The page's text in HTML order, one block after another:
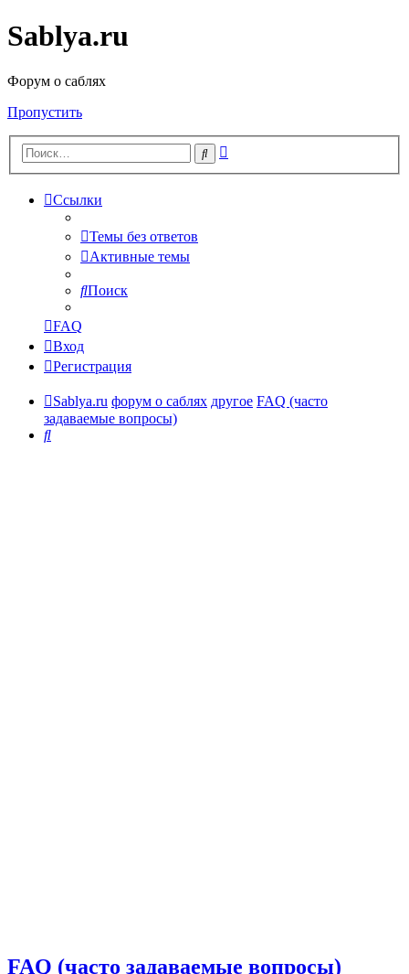
Sablya.ru
Форум о саблях
Пропустить
Поиск
Ссылки
Темы без ответов
Активные темы
Поиск
FAQ
Вход
Регистрация
Sablya.ru форум о саблях другое FAQ (часто
задаваемые вопросы)
Поиск
FAQ (часто задаваемые вопросы)